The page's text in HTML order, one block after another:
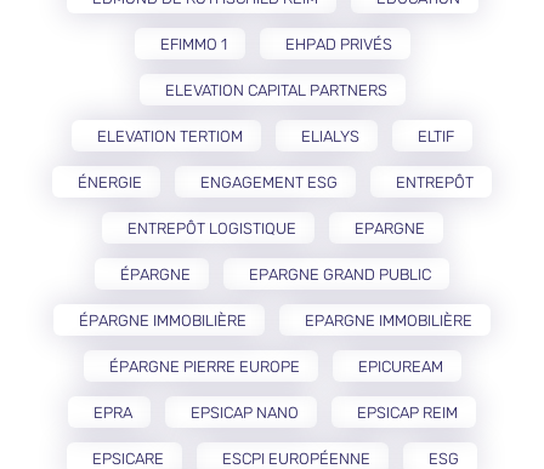
EFIMMO 1 EHPAD PRIVÉS
ELEVATION CAPITAL PARTNERS
ELEVATION TERTIOM ELIALYS ELTIF
ÉNERGIE ENGAGEMENT ESG ENTREPÔT
ENTREPÔT LOGISTIQUE EPARGNE
ÉPARGNE EPARGNE GRAND PUBLIC
ÉPARGNE IMMOBILIÈRE EPARGNE IMMOBILIÈRE
ÉPARGNE PIERRE EUROPE EPICUREAM
EPRA EPSICAP NANO EPSICAP REIM
EPSICARE ESCPI EUROPÉENNE ESG